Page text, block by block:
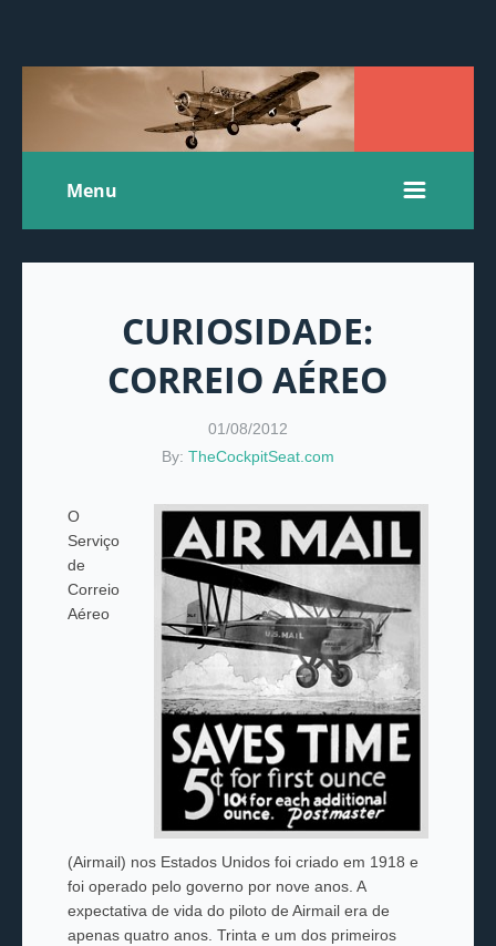
Menu
CURIOSIDADE:
CORREIO AÉREO
01/08/2012
By: TheCockpitSeat.com
O
Serviço
de
Correio
Aéreo
(Airmail) nos Estados Unidos foi criado em 1918 e
foi operado pelo governo por nove anos. A
expectativa de vida do piloto de Airmail era de
apenas quatro anos. Trinta e um dos primeiros